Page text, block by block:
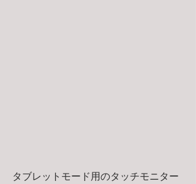
タブレットモード用のタッチモニター